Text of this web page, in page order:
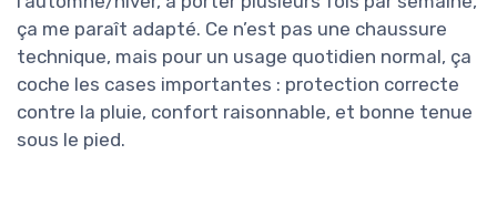
ça me paraît adapté. Ce n’est pas une chaussure
technique, mais pour un usage quotidien normal, ça
coche les cases importantes : protection correcte
contre la pluie, confort raisonnable, et bonne tenue
sous le pied.